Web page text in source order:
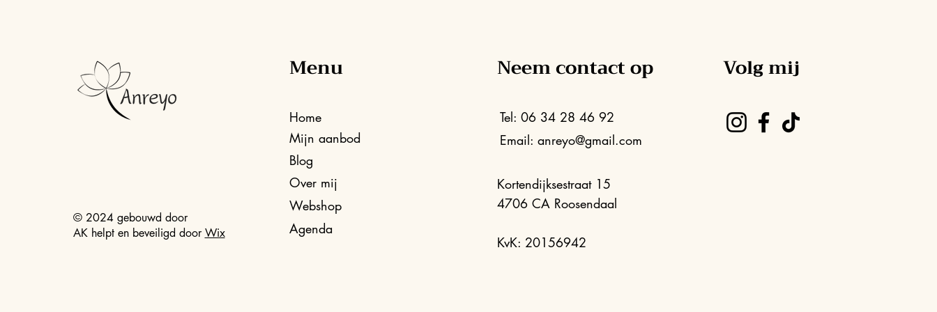
© 2024 gebouwd door
AK helpt en beveiligd doorWix
Menu
Home
Mijn aanbod
Blog
Over mij
Webshop
Agenda
Neem contact op
Tel: 06 34 28 46 92
Email: anreyo@gmail.com
Kortendijksestraat 15
4706 CA Roosendaal
KvK: 20156942
Volg mij